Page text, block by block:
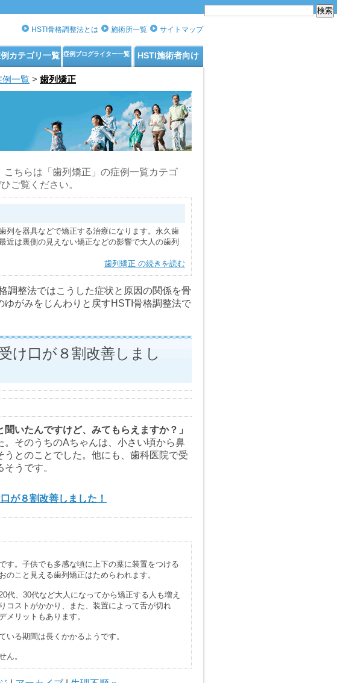
サイトマップ
施術所一覧
HSTI骨格調整法とは
カテゴリ一覧 症例ブログライター一覧 HSTI施術者向け
一覧 > 歯列矯正
ちらは「歯列矯正」の症例一覧カテゴ
ご覧ください。
列を器具などで矯正する治療になります。永久歯
近は裏側の見えない矯正などの影響で大人の歯列
歯列矯正 の続きを読む
調整法ではこうした症状と原因の関係を骨
がみをじんわりと戻すHSTI骨格調整法で
け口が８割改善しまし
いたんですけど、みてもらえますか？」
そのうちのAちゃんは、小さい頃から鼻
とのことでした。他にも、歯科医院で受
うです。
が８割改善しました！
す。子供でも多感な頃に上下の葉に装置をつける
こと見える歯列矯正はためらわれます。
代、30代など大人になってから矯正する人も増え
コストがかかり、また、装置によって舌が切れ
メリットもあります。
いる期間は長くかかるようです。
ん。